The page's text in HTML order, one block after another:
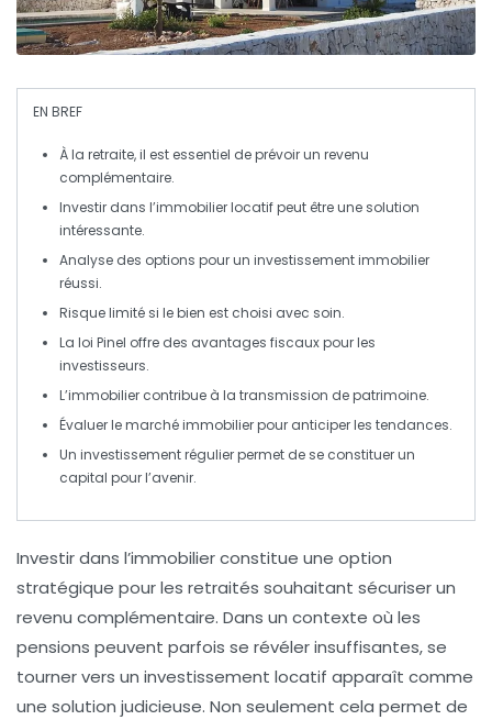
EN BREF
À la retraite, il est essentiel deprévoir un revenu
complémentaire.
Investir dans l’immobilier locatifpeut être une solution
intéressante.
Analyse des options pour un investissement immobilier
réussi.
Risque limité si le bien est choisi avec soin.
La loi Pinel offre des avantages fiscaux pour les
investisseurs.
L’immobilier contribue à la transmission de patrimoine.
Évaluer le marché immobilier pour anticiper les tendances.
Un investissement régulier permet de se constituer un
capital pour l’avenir.
Investir dans l’immobilierconstitue une option
stratégique pour les retraités souhaitant sécuriser un
revenu complémentaire. Dans un contexte où les
pensions peuvent parfois se révéler insuffisantes, se
tourner vers un investissement locatif apparaît comme
une solution judicieuse. Non seulement cela permet de